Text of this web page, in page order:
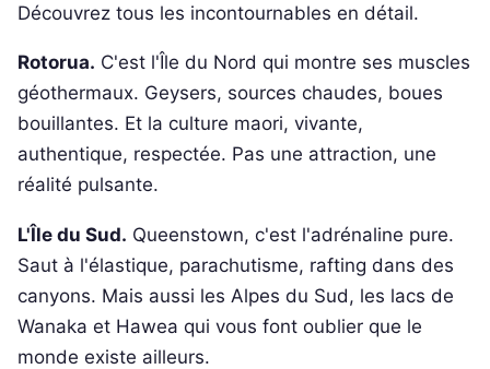
Découvrez tous les incontournables en détail.
Rotorua. C'est l'Île du Nord qui montre ses muscles
géothermaux. Geysers, sources chaudes, boues
bouillantes. Et la culture maori, vivante,
authentique, respectée. Pas une attraction, une
réalité pulsante.
L'Île du Sud. Queenstown, c'est l'adrénaline pure.
Saut à l'élastique, parachutisme, rafting dans des
canyons. Mais aussi les Alpes du Sud, les lacs de
Wanaka et Hawea qui vous font oublier que le
monde existe ailleurs.